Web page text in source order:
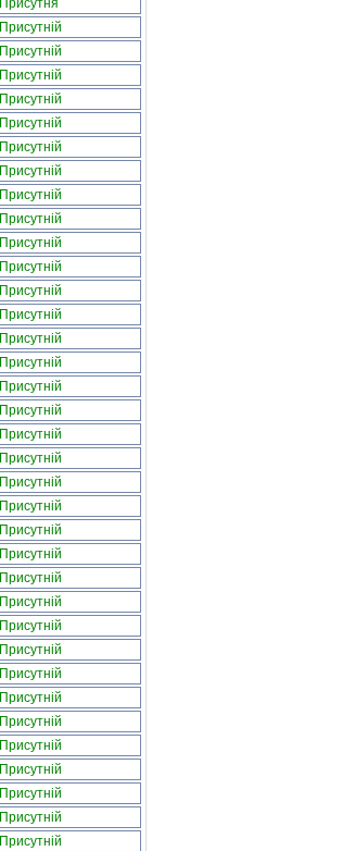
Присутня
Присутній
Присутній
Присутній
Присутній
Присутній
Присутній
Присутній
Присутній
Присутній
Присутній
Присутній
Присутній
Присутній
Присутній
Присутній
Присутній
Присутній
Присутній
Присутній
Присутній
Присутній
Присутній
Присутній
Присутній
Присутній
Присутній
Присутній
Присутній
Присутній
Присутній
Присутній
Присутній
Присутній
Присутній
Присутній